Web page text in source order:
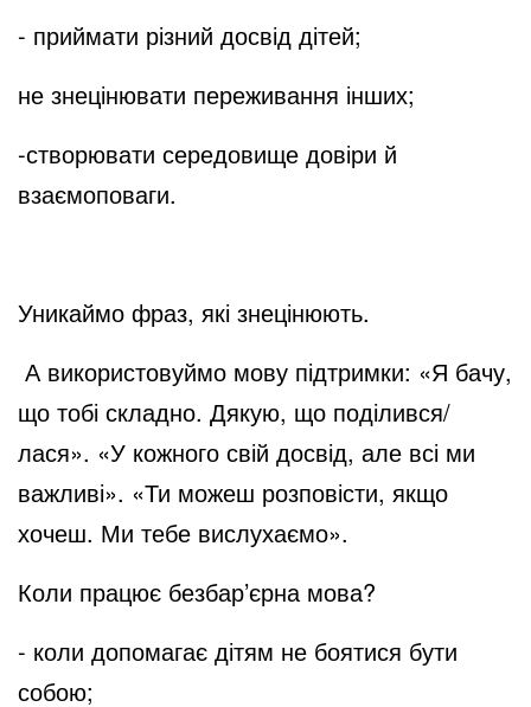
- приймати різний досвід дітей;
не знецінювати переживання інших;
-створювати середовище довіри й
взаємоповаги.
Уникаймо фраз, які знецінюють.
А використовуймо мову підтримки: «Я бачу,
що тобі складно. Дякую, що поділився/
лася». «У кожного свій досвід, але всі ми
важливі». «Ти можеш розповісти, якщо
хочеш. Ми тебе вислухаємо».
Коли працює безбар’єрна мова?
- коли допомагає дітям не боятися бути
собою;